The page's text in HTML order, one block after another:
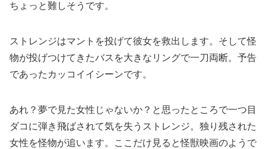
ちょっと難しそうです。
ストレンジはマントを投げて彼女を救出します。そして怪
物が投げつけてきたバスを大きなリングで一刀両断。予告
であったカッコイイシーンです。
あれ？夢で見た女性じゃないか？と思ったところで一つ目
ダコに弾き飛ばされて気を失うストレンジ。独り残された
女性を怪物が追います。ここだけ見ると怪獣映画のようで